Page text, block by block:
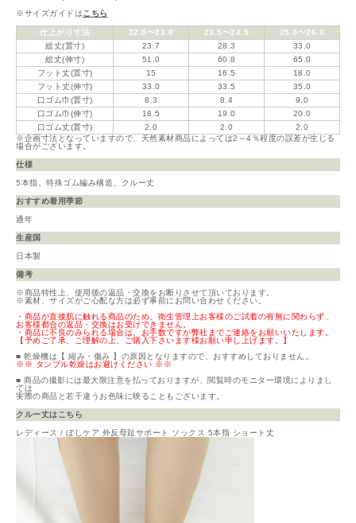
※サイズガイドはこちら
仕上がり寸法 22.0〜23.0 23.5〜24.5
25.0〜26.0
総丈(置寸)
23.7 28.3
33.0
総丈(伸寸)
51.0 60.8
65.0
フット丈(置寸)
15 16.5
18.0
フット丈(伸寸)
33.0 33.5
35.0
口ゴム巾(置寸)
8.3 8.4
9.0
口ゴム巾(伸寸)
18.5 19.0
20.0
口ゴム丈(置寸)
2.0 2.0
2.0
※企画寸法となっていますので、天然素材商品によっては2～4％程度の誤差が生じる
場合がございます。
仕様
5本指、特殊ゴム編み構造、クルー丈
おすすめ着用季節
通年
生産国
日本製
備考
※商品特性上、使用後の返品・交換をお断りさせて頂いております。
※素材、サイズがご心配な方は必ず事前にお問い合わせください。
・商品が直接肌に触れる商品のため、衛生管理上お客様のご試着の有無に関わらず、
お客様都合の返品・交換はお受けできません。
・商品に不良のみられる場合は、お手数ですが弊社までご連絡をお願いいたします。
【予めご了承、ご理解の上、ご購入下さいます様お願い申し上げます。】
■ 乾燥機は【 縮み・傷み 】の原因となりますので、おすすめしておりません。
※※ タンブル乾燥はお避けください ※※
■ 商品の撮影には最大限注意を払っておりますが、閲覧時のモニター環境によりまし
ては
実際の商品と若干違うお色味に映ることもございます。
クルー丈はこちら
レディース / ぼしケア 外反母趾サポート ソックス 5本指 ショート丈